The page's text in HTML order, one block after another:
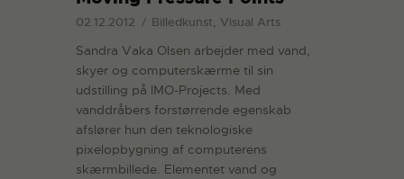
02.12.2012 Billedkunst, Visual Arts
Sandra Vaka Olsen arbejder med vand,
skyer og computerskærme til sin
udstilling på IMO-Projects. Med
vanddråbers forstørrende egenskab
afslører hun den teknologiske
pixelopbygning af computerens
skærmbillede. Elementet vand og